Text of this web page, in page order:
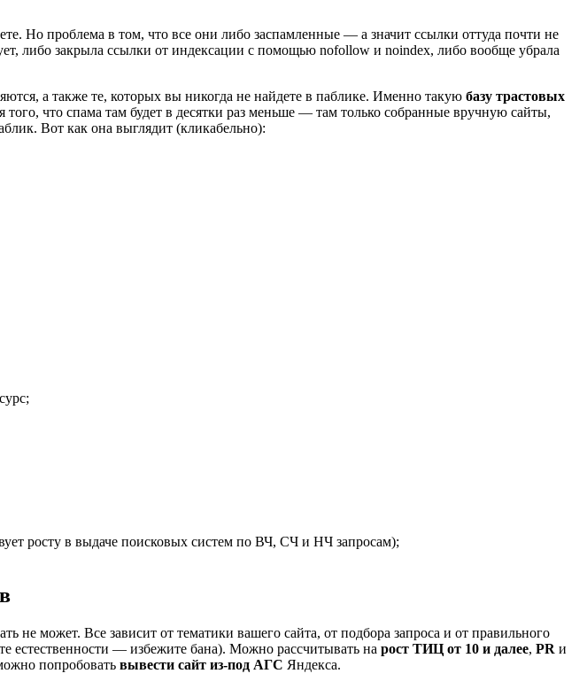
Но проблема в том, что все они либо заспамленные — а значит ссылки оттуда почти не
либо закрыла ссылки от индексации с помощью nofollow и noindex, либо вообще убрала
а также те, которых вы никогда не найдете в паблике. Именно такую базу трастовых
что спама там будет в десятки раз меньше — там только собранные вручную сайты,
Вот как она выглядит (кликабельно):
росту в выдаче поисковых систем по ВЧ, СЧ и НЧ запросам);
может. Все зависит от тематики вашего сайта, от подбора запроса и от правильного
естественности — избежите бана). Можно рассчитывать на рост ТИЦ от 10 и далее, PR и
попробовать вывести сайт из-под АГС Яндекса.